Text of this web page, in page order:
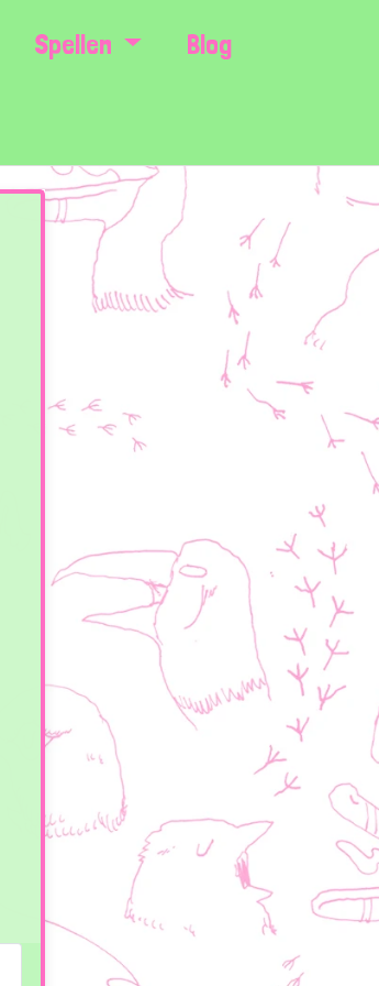
Spellen Blog